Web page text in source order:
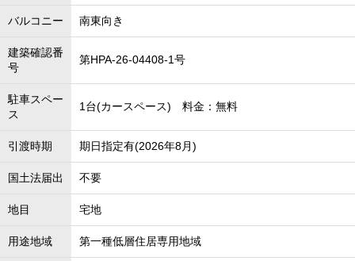
バルコニー 南東向き
建築確認番
号
第HPA-26-04408-1号
駐車スペー
ス
1台(カースペース) 料金：無料
引渡時期 期日指定有(2026年8月)
国土法届出 不要
地目 宅地
用途地域 第一種低層住居専用地域